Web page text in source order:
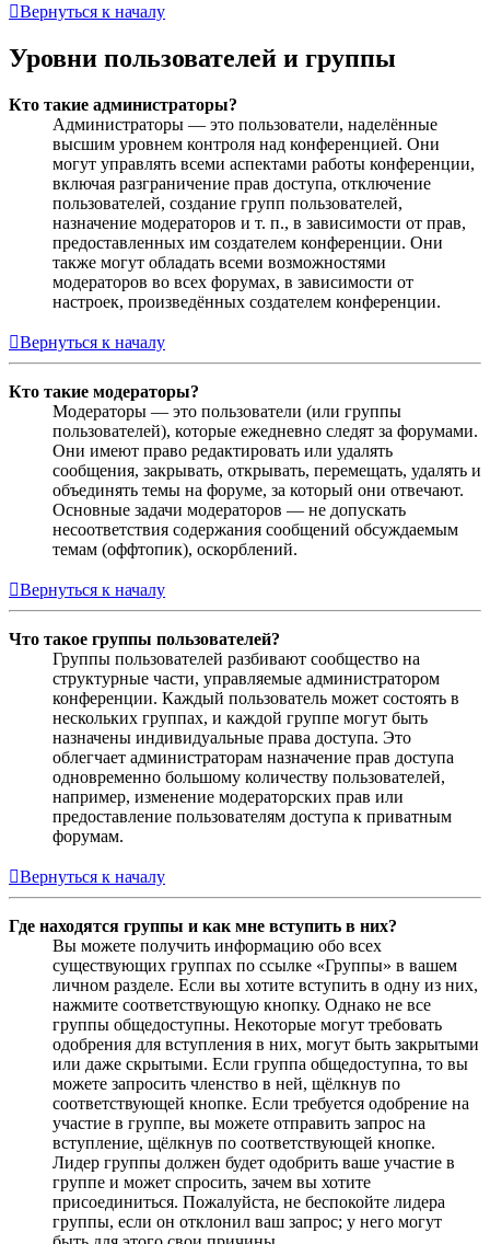
Вернуться к началу
Уровни пользователей и группы
Кто такие администраторы?
Администраторы — это пользователи, наделённые
высшим уровнем контроля над конференцией. Они
могут управлять всеми аспектами работы конференции,
включая разграничение прав доступа, отключение
пользователей, создание групп пользователей,
назначение модераторов и т. п., в зависимости от прав,
предоставленных им создателем конференции. Они
также могут обладать всеми возможностями
модераторов во всех форумах, в зависимости от
настроек, произведённых создателем конференции.
Вернуться к началу
Кто такие модераторы?
Модераторы — это пользователи (или группы
пользователей), которые ежедневно следят за форумами.
Они имеют право редактировать или удалять
сообщения, закрывать, открывать, перемещать, удалять и
объединять темы на форуме, за который они отвечают.
Основные задачи модераторов — не допускать
несоответствия содержания сообщений обсуждаемым
темам (оффтопик), оскорблений.
Вернуться к началу
Что такое группы пользователей?
Группы пользователей разбивают сообщество на
структурные части, управляемые администратором
конференции. Каждый пользователь может состоять в
нескольких группах, и каждой группе могут быть
назначены индивидуальные права доступа. Это
облегчает администраторам назначение прав доступа
одновременно большому количеству пользователей,
например, изменение модераторских прав или
предоставление пользователям доступа к приватным
форумам.
Вернуться к началу
Где находятся группы и как мне вступить в них?
Вы можете получить информацию обо всех
существующих группах по ссылке «Группы» в вашем
личном разделе. Если вы хотите вступить в одну из них,
нажмите соответствующую кнопку. Однако не все
группы общедоступны. Некоторые могут требовать
одобрения для вступления в них, могут быть закрытыми
или даже скрытыми. Если группа общедоступна, то вы
можете запросить членство в ней, щёлкнув по
соответствующей кнопке. Если требуется одобрение на
участие в группе, вы можете отправить запрос на
вступление, щёлкнув по соответствующей кнопке.
Лидер группы должен будет одобрить ваше участие в
группе и может спросить, зачем вы хотите
присоединиться. Пожалуйста, не беспокойте лидера
группы, если он отклонил ваш запрос; у него могут